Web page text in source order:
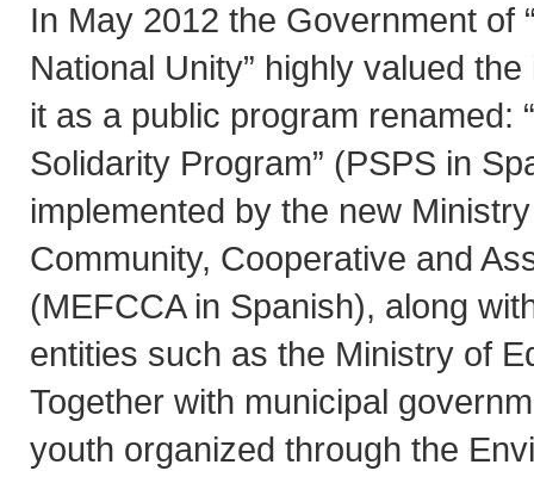
In May 2012 the Government of
National Unity” highly valued
it as a public program renamed:
Solidarity Program” (PSPS in
implemented by the new
Community, Cooperative and
(MEFCCA in Spanish), along
entities such as the Ministry of
Together with municipal
youth organized through the